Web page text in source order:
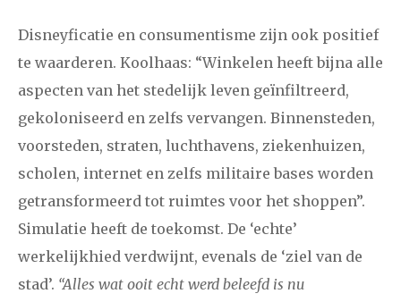
Disneyficatie en consumentisme zijn ook positief
te waarderen. Koolhaas: “Winkelen heeft bijna alle
aspecten van het stedelijk leven geïnfiltreerd,
gekoloniseerd en zelfs vervangen. Binnensteden,
voorsteden, straten, luchthavens, ziekenhuizen,
scholen, internet en zelfs militaire bases worden
getransformeerd tot ruimtes voor het shoppen”.
Simulatie heeft de toekomst. De ‘echte’
werkelijkhied verdwijnt, evenals de ‘ziel van de
stad’. “Alles wat ooit echt werd beleefd is nu